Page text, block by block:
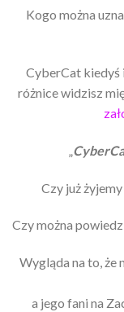
Kogo można
CyberCat kiedyś
różnice widzisz
Czy już
Czy można
Wygląda na to, że
a jego fani na